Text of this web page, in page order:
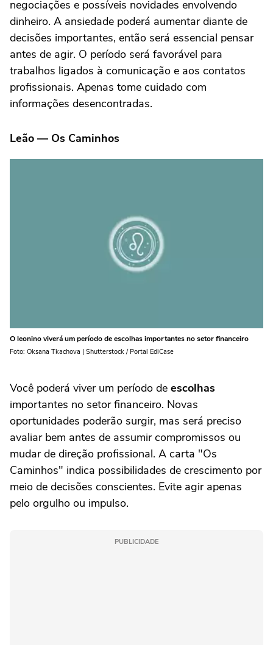
negociações e possíveis novidades envolvendo
dinheiro. A ansiedade poderá aumentar diante de
decisões importantes, então será essencial pensar
antes de agir. O período será favorável para
trabalhos ligados à comunicação e aos contatos
profissionais. Apenas tome cuidado com
informações desencontradas.
Leão — Os Caminhos
O leonino viverá um período de escolhas importantes no setor financeiro
Foto: Oksana Tkachova | Shutterstock / Portal EdiCase
Você poderá viver um período de escolhas
importantes no setor financeiro. Novas
oportunidades poderão surgir, mas será preciso
avaliar bem antes de assumir compromissos ou
mudar de direção profissional. A carta "Os
Caminhos" indica possibilidades de crescimento por
meio de decisões conscientes. Evite agir apenas
pelo orgulho ou impulso.
PUBLICIDADE